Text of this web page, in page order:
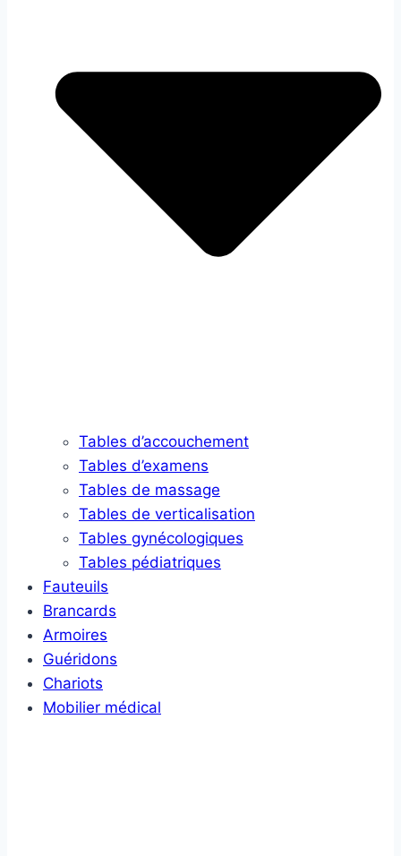
Tables d’accouchement
Tables d’examens
Tables de massage
Tables de verticalisation
Tables gynécologiques
Tables pédiatriques
Fauteuils
Brancards
Armoires
Guéridons
Chariots
Mobilier médical